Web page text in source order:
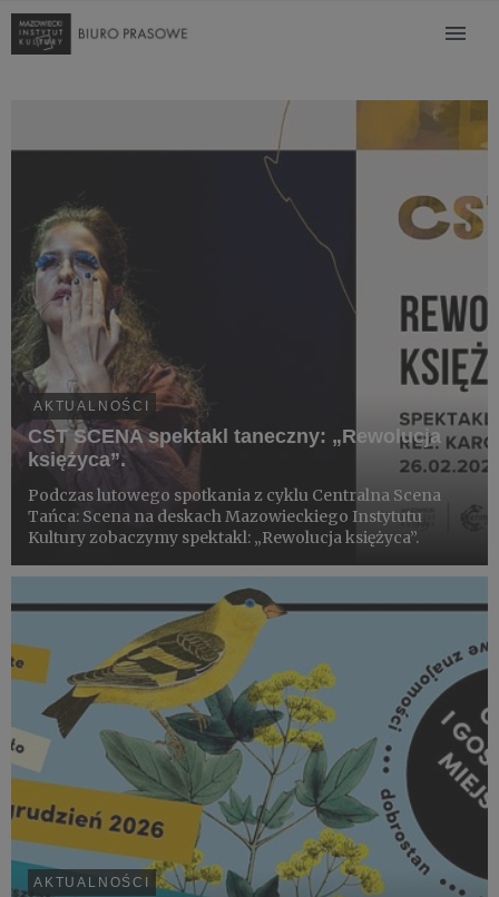
AKTUALNOŚCI
CST SCENA spektakl taneczny: „Rewolucja
księżyca”.
Podczas lutowego spotkania z cyklu Centralna Scena
Tańca: Scena na deskach Mazowieckiego Instytutu
Kultury zobaczymy spektakl: „Rewolucja księżyca”.
AKTUALNOŚCI